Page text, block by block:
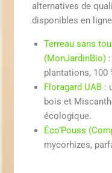
alternatives de
disponibles en
Terreau sans
(MonJardinBio)
plantations, 100
Floragard UAB :
bois et
écologique.
Éco’Pouss
mycorhizes,